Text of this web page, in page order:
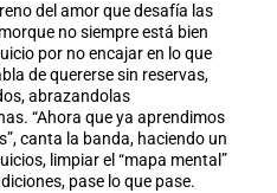
del amor que desafía las
no siempre está bien
por no encajar en lo que
de quererse sin reservas,
abrazandolas
“Ahora que ya aprendimos
canta la banda, haciendo un
limpiar el “mapa mental”
pase lo que pase.